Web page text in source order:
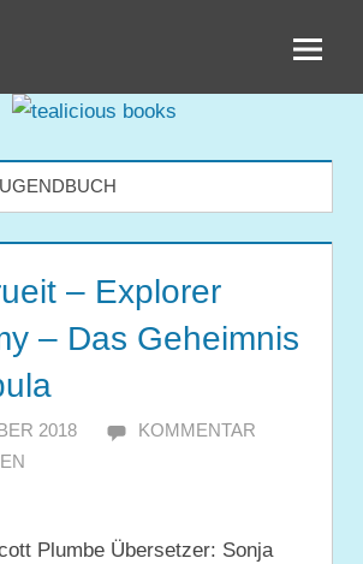
– Explorer
– Das Geheimnis
2018 JULIA
KOMMENTAR
Plumbe Übersetzer: Sonja